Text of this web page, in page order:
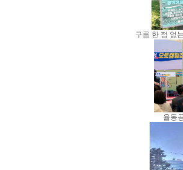
구름 한 점 없
율동